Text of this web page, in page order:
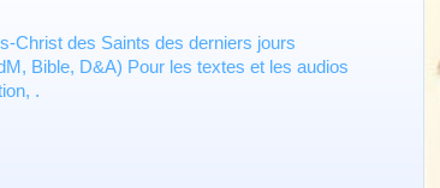
Christ des Saints des derniers jours
Bible, D&A) Pour les textes et les audios
.